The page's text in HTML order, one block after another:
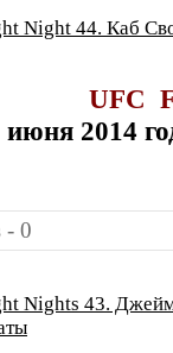
Night 44. Каб
UFC
июня 2014
- 0
Nights 43.